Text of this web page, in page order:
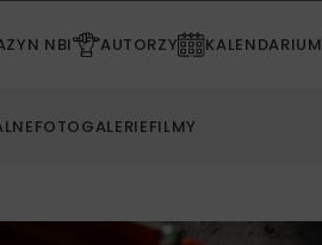
NBI AUTORZY KALENDARIUM
FOTOGALERIEFILMY